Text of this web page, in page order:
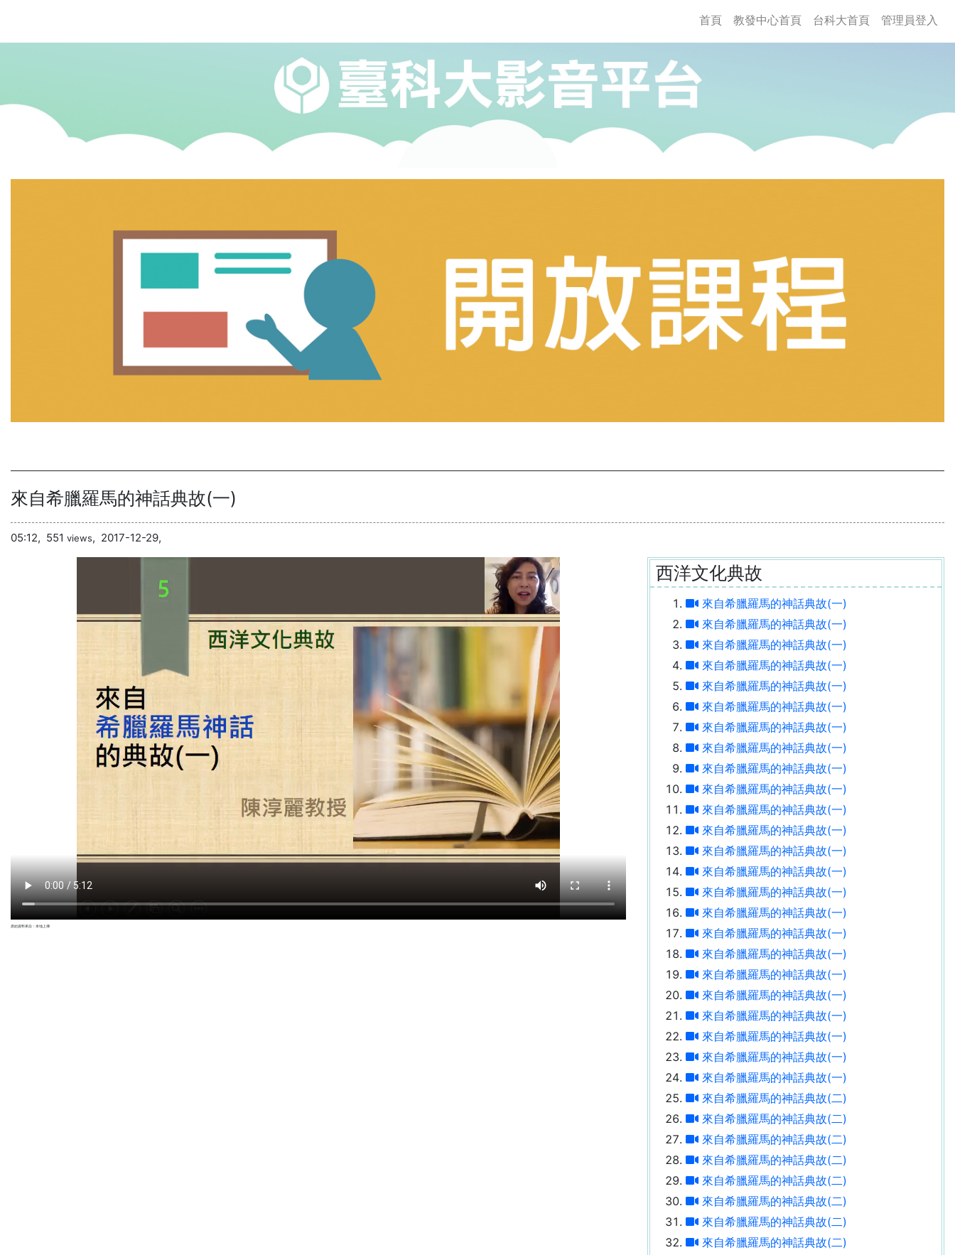
首頁(current)
教發中心首頁 台科大首頁 管理員登入
來自希臘羅馬的神話典故(一)
05:12, 551 views, 2017-12-29,
原始資料來自：本地上傳
西洋文化典故
來自希臘羅馬的神話典故(一)
來自希臘羅馬的神話典故(一)
來自希臘羅馬的神話典故(一)
來自希臘羅馬的神話典故(一)
來自希臘羅馬的神話典故(一)
來自希臘羅馬的神話典故(一)
來自希臘羅馬的神話典故(一)
來自希臘羅馬的神話典故(一)
來自希臘羅馬的神話典故(一)
來自希臘羅馬的神話典故(一)
來自希臘羅馬的神話典故(一)
來自希臘羅馬的神話典故(一)
來自希臘羅馬的神話典故(一)
來自希臘羅馬的神話典故(一)
來自希臘羅馬的神話典故(一)
來自希臘羅馬的神話典故(一)
來自希臘羅馬的神話典故(一)
來自希臘羅馬的神話典故(一)
來自希臘羅馬的神話典故(一)
來自希臘羅馬的神話典故(一)
來自希臘羅馬的神話典故(一)
來自希臘羅馬的神話典故(一)
來自希臘羅馬的神話典故(一)
來自希臘羅馬的神話典故(一)
來自希臘羅馬的神話典故(二)
來自希臘羅馬的神話典故(二)
來自希臘羅馬的神話典故(二)
來自希臘羅馬的神話典故(二)
來自希臘羅馬的神話典故(二)
來自希臘羅馬的神話典故(二)
來自希臘羅馬的神話典故(二)
來自希臘羅馬的神話典故(二)